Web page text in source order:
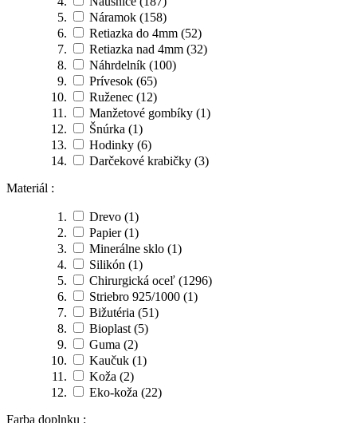
Náramok (158)
Retiazka do 4mm (52)
Retiazka nad 4mm (32)
Náhrdelník (100)
Prívesok (65)
Ruženec (12)
Manžetové gombíky (1)
Šnúrka (1)
Hodinky (6)
Darčekové krabičky (3)
Materiál :
Drevo (1)
Papier(1)
Minerálne sklo (1)
Silikón (1)
Chirurgická oceľ (1296)
Striebro 925/1000 (1)
Bižutéria (51)
Bioplast (5)
Guma (2)
Kaučuk (1)
Koža (2)
Eko-koža (22)
Farba doplnku :